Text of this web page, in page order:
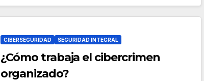
CIBERSEGURIDAD SEGURIDAD INTEGRAL
¿Cómo trabaja el cibercrimen
organizado?